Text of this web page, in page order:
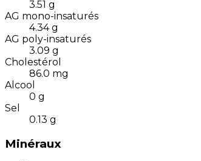
3.51 g
AG mono-insaturés
4.34 g
AG poly-insaturés
3.09 g
Cholestérol
86.0 mg
Alcool
0 g
Sel
0.13 g
Minéraux